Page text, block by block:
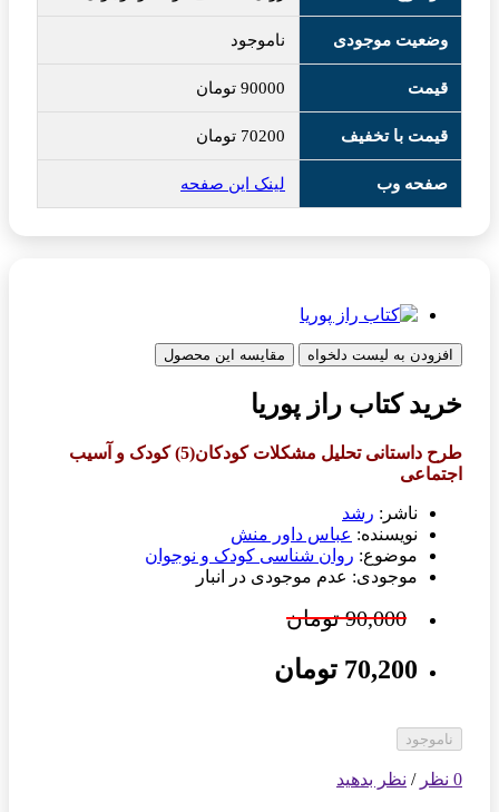
وضعیت موجودی ناموجود
قیمت 90000 تومان
قیمت با تخفیف 70200 تومان
صفحه وب لینک این صفحه
افزودن به لیست دلخواه مقایسه این محصول
خرید کتاب راز پوریا
طرح داستانی تحلیل مشکلات کودکان(5) کودک و آسیب
اجتماعی
ناشر: رشد
نویسنده: عباس داور منش
موضوع: روان شناسی کودک و نوجوان
موجودی: عدم موجودی در انبار
90,000 تومان
70,200 تومان
ناموجود
0 نظر / نظر بدهید